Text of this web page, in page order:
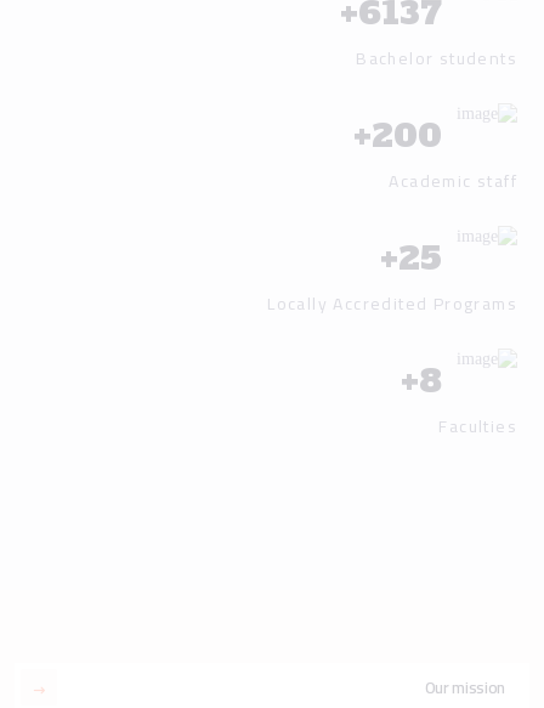
6137
+
Bachelor students
200
+
Academic staff
25
+
Locally Accredited Programs
8
+
Faculties
Our mission